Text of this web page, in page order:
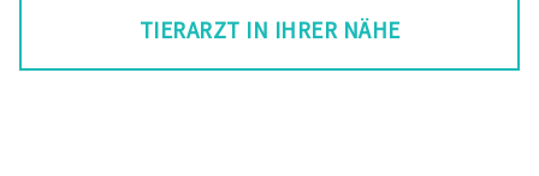
TIERARZT IN IHRER NÄHE